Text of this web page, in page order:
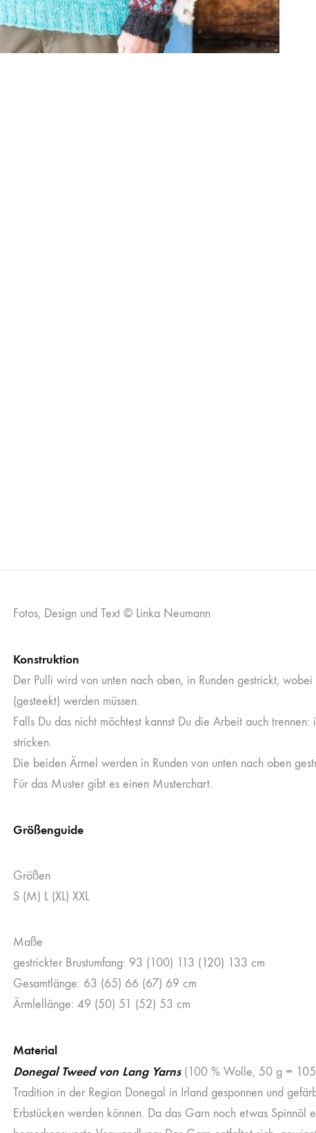
Fotos, Design und Text © Linka Neumann
Konstruktion
Der Pulli wird von unten nach oben, in Runden gestrickt,
(gesteekt) werden müssen.
Falls Du das nicht möchtest kannst Du die Arbeit auch
stricken.
Die beiden Ärmel werden in Runden von unten nach oben
Für das Muster gibt es einen Musterchart.
Größenguide
Größen
S (M) L (XL) XXL
Maße
gestrickter Brustumfang: 93 (100) 113 (120) 133 cm
Gesamtlänge: 63 (65) 66 (67) 69 cm
Ärmlellänge: 49 (50) 51 (52) 53 cm
Material
Donegal Tweed von Lang Yarns (100 % Wolle, 50 g = 105
Tradition in der Region Donegal in Irland gesponnen und
Erbstücken werden können. Da das Garn noch etwas Spinnöl